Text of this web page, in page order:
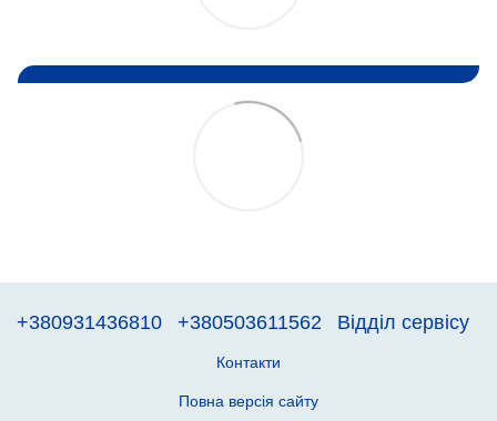
+380931436810 +380503611562 Відділ сервісу
Контакти
Повна версія сайту